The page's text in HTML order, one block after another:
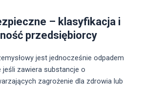
– klasyfikacja i
przedsiębiorcy
jest jednocześnie odpadem
jeśli zawiera substancje o
zagrożenie dla zdrowia lub